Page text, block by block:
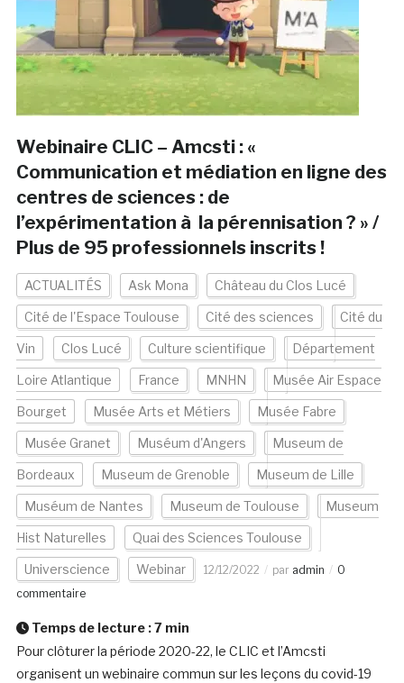
Webinaire CLIC – Amcsti : «
Communication et médiation en ligne des
centres de sciences : de
l’expérimentation à la pérennisation ? » /
Plus de 95 professionnels inscrits !
ACTUALITÉS Ask Mona Château du Clos Lucé
Cité de l'Espace Toulouse Cité des sciences Cité du
Vin Clos Lucé Culture scientifique Département
Loire Atlantique France MNHN Musée Air Espace
Bourget Musée Arts et Métiers Musée Fabre
Musée Granet Muséum d'Angers Museum de
Bordeaux Museum de Grenoble Museum de Lille
Muséum de Nantes Museum de Toulouse Museum
Hist Naturelles Quai des Sciences Toulouse
Universcience Webinar 12/12/2022 par admin
0
commentaire
Temps de lecture :7 min
Pour clôturer la période 2020-22, le CLIC et l’Amcsti
organisent un webinaire commun sur les leçons du covid-19